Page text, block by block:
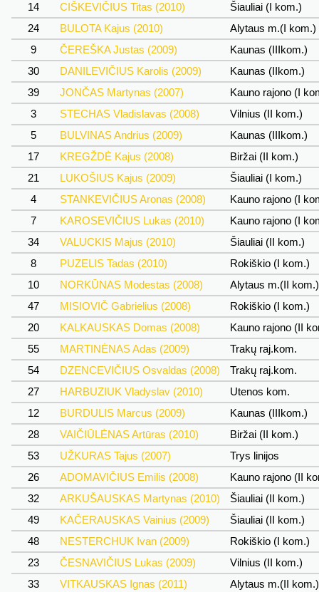
14
CIŠKEVIČIUS Titas (2010)
Šiauliai (I kom.)
24
BULOTA Kajus (2010)
Alytaus m.(I kom.)
9
ČEREŠKA Justas (2009)
Kaunas (IIIkom.)
30
DANILEVIČIUS Karolis (2009)
Kaunas (IIkom.)
39
JONČAS Martynas (2007)
Kauno rajono (I
3
STECHAS Vladislavas (2008)
Vilnius (II kom.)
5
BULVINAS Andrius (2009)
Kaunas (IIIkom.)
17
KREGŽDĖ Kajus (2008)
Biržai (II kom.)
21
LUKOŠIUS Kajus (2009)
Šiauliai (I kom.)
4
STANKEVIČIUS Aronas (2008)
Kauno rajono (I
7
KAROSEVIČIUS Lukas (2010)
Kauno rajono (I
34
VALUCKIS Majus (2010)
Šiauliai (II kom.)
8
PUZELIS Tadas (2010)
Rokiškio (I kom.)
10
NORKŪNAS Modestas (2008)
Alytaus m.(II
47
MISIOVIČ Gabrielius (2008)
Rokiškio (I kom.)
20
KALKAUSKAS Domas (2008)
Kauno rajono (II
55
MARTINĖNAS Adas (2009)
Trakų raj.kom.
54
DZENCEVIČIUS Osvaldas (2008)
Trakų raj.kom.
27
HARBUZIUK Vladyslav (2010)
Utenos kom.
12
BURDULIS Marcus (2009)
Kaunas (IIIkom.)
28
VAIČIŪLĖNAS Artūras (2010)
Biržai (II kom.)
53
UŽKURAS Tajus (2007)
Trys linijos
26
ADOMAVIČIUS Emilis (2008)
Kauno rajono (II
32
ARKUŠAUSKAS Martynas (2010)
Šiauliai (II kom.)
49
KAČERAUSKAS Vainius (2009)
Šiauliai (II kom.)
48
NESTERCHUK Ivan (2009)
Rokiškio (I kom.)
23
ČESNAVIČIUS Lukas (2009)
Vilnius (II kom.)
33
VITKAUSKAS Ignas (2011)
Alytaus m.(II